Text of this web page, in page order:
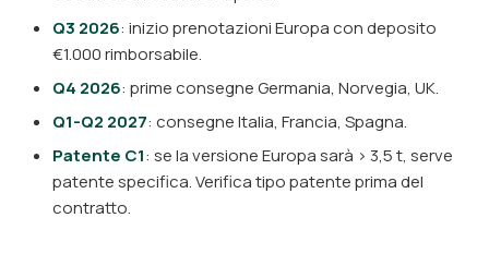
Q3 2026: inizio prenotazioni Europa con deposito
€1.000 rimborsabile.
Q4 2026: prime consegne Germania, Norvegia, UK.
Q1-Q2 2027: consegne Italia, Francia, Spagna.
Patente C1: se la versione Europa sarà > 3,5 t, serve
patente specifica. Verifica tipo patente prima del
contratto.